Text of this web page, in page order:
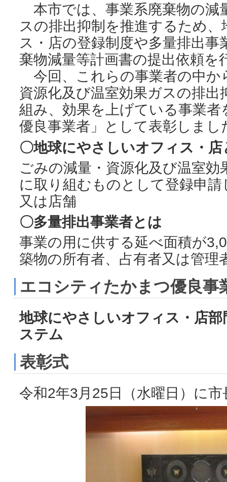
本市では、事業系廃棄物の減
スの排出抑制を推進するため
ス・店の登録制度や多量排出
棄物減量等計画書の提出依頼を
今回、これらの事業者の中か
資源化及び温室効果ガスの排
組み、効果を上げている事業
優良事業者」として表彰しまし
〇地球にやさしいオフィス・店
ごみの減量・資源化及び温室
に取り組むものとして登録申
又は店舗
〇多量排出事業者とは
事業の用に供する延べ面積が
築物の所有者、占有者又は管理
エコシティたかまつ優良事
地球にやさしいオフィス・店
ステム
表彰式
令和2年3月25日（水曜日）に